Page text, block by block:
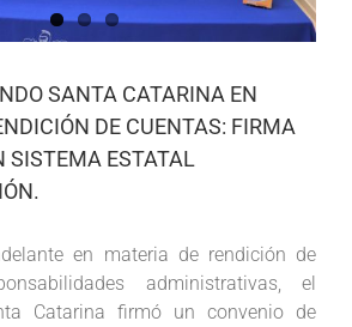
SANTA CATARINA EN
DE CUENTAS: FIRMA
SISTEMA ESTATAL
en materia de rendición de
administrativas, el
Catarina firmó un convenio de